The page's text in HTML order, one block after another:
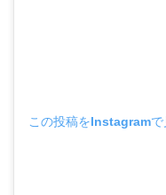
この投稿をInstagramで